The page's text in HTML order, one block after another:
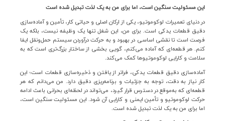
این مسئولیت سنگین است، اما برای من به یک لذت تبدیل شده است
در دنیای تعمیرات لوکوموتیو، یکی از ارکان اصلی و حیاتی کار، تأمین و آماده‌سازی
دقیق قطعات یدکی است. برای من، این شغل تنها یک وظیفه نیست، بلکه یک
فرصت است تا نقشی اساسی در بهبود و به حرکت درآوردن سیستم حمل‌ونقل ایفا
کنم. هر قطعه‌ای که آماده می‌کنم، گویی بخشی از ساختار بزرگ‌تری است که به
سلامت و کارایی لوکوموتیوها کمک می‌کند.
آماده‌سازی دقیق قطعات یدکی، فراتر از یافتن و ذخیره‌سازی قطعات است؛ این
کار نیاز به دقت، توجه به جزئیات و برنامه‌ریزی دقیق دارد. من می‌دانم که هر
قطعه‌ای که به‌موقع در دسترس قرار گیرد، می‌تواند در لحظه‌ای بحرانی باعث ادامه
حرکت لوکوموتیو و تأمین ایمنی و کارایی آن شود. این مسئولیت سنگین است،
اما برای من به یک لذت تبدیل شده است.